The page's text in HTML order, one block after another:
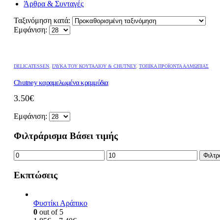
Άρθρα & Συνταγές
Ταξινόμηση κατά:
Εμφάνιση:
DELICATESSEN ΓΛΥΚΆ ΤΟΥ ΚΟΥΤΑΛΙΟΎ & CHUTNEY, ΤΟΠΙΚΆ ΠΡΟΪΌΝΤΑ ΑΛΜΩΠΊΑΣ
Chutney καραμελωμένα κρεμμύδια
3.50€
Εμφάνιση:
Φιλτράρισμα Βάσει τιμής
Ελάχιστη
τιμή
Μέγιστη
τιμή
Εκπτώσεις
Φυστίκι Αράπικο
0 out of 5